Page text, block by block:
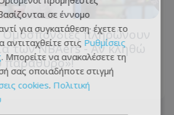
Ομοσπονδίες πληρώνουν
των NBAers - Αν κληθώ
παράθυρο»!
σε έννομο
για συγκατάθεση· έχετε το
αντιταχθείτε στις Ρυθμίσεις
. Μπορείτε να ανακαλέσετε τη
σας οποιαδήποτε στιγμή
cookies. Πολιτική